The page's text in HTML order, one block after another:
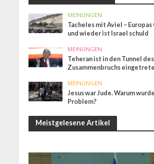
MEINUNGEN
Tacheles mit Aviel –
und wieder ist Israel schuld
MEINUNGEN
Teheran ist in den Tunnel des
Zusammenbruchs
MEINUNGEN
Jesus war Jude. Warum
Problem?
Meistgelesene Artikel